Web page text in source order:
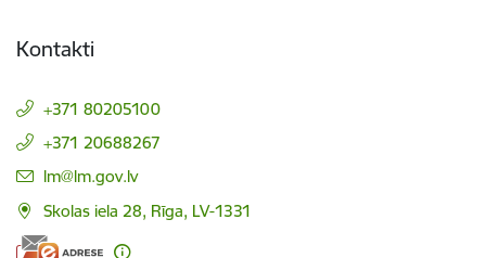
Kontakti
+371 80205100
+371 20688267
E-pasts:
lm@lm.gov.lv
Skolas iela 28, Rīga, LV-1331